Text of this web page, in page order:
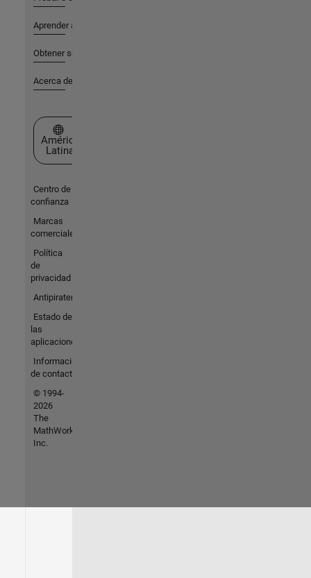
Aprender a utilizar
Obtener soporte
Acerca de MathWorks
Seleccione un país/idioma
América
Latina
Centro de
confianza
Marcas
comerciales
Política
de
privacidad
Antipiratería
Estado de
las
aplicaciones
Información
de contacto
© 1994-
2026
The
MathWorks,
Inc.